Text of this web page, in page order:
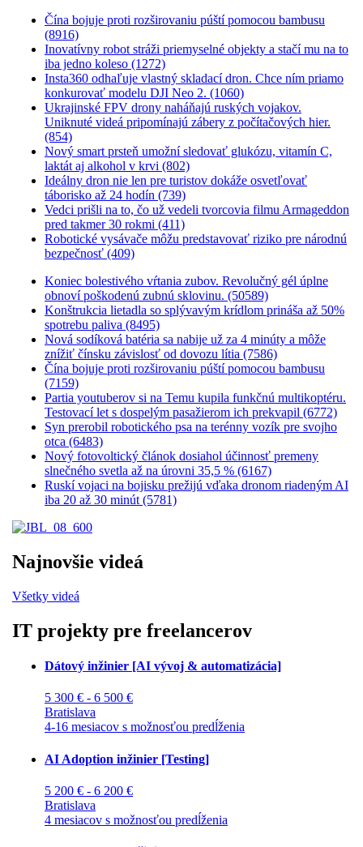
Čína bojuje proti rozširovaniu púští pomocou bambusu
(8916)
Inovatívny robot stráži priemyselné objekty a stačí mu na to
iba jedno koleso (1272)
Insta360 odhaľuje vlastný skladací dron. Chce ním priamo
konkurovať modelu DJI Neo 2. (1060)
Ukrajinské FPV drony naháňajú ruských vojakov.
Uniknuté videá pripomínajú zábery z počítačových hier.
(854)
Nový smart prsteň umožní sledovať glukózu, vitamín C,
laktát aj alkohol v krvi (802)
Ideálny dron nie len pre turistov dokáže osvetľovať
táborisko až 24 hodín (739)
Vedci prišli na to, čo už vedeli tvorcovia filmu Armageddon
pred takmer 30 rokmi (411)
Robotické vysávače môžu predstavovať riziko pre národnú
bezpečnosť (409)
Koniec bolestivého vŕtania zubov. Revolučný gél úplne
obnoví poškodenú zubnú sklovinu. (50589)
Konštrukcia lietadla so splývavým krídlom prináša až 50%
spotrebu paliva (8495)
Nová sodíková batéria sa nabije už za 4 minúty a môže
znížiť čínsku závislosť od dovozu lítia (7586)
Čína bojuje proti rozširovaniu púští pomocou bambusu
(7159)
Partia youtuberov si na Temu kupila funkčnú multikoptéru.
Testovací let s dospelým pasažierom ich prekvapil (6772)
Syn prerobil robotického psa na terénny vozík pre svojho
otca (6483)
Nový fotovoltický článok dosiahol účinnosť premeny
slnečného svetla až na úrovni 35,5 % (6167)
Ruskí vojaci na bojisku prežijú vďaka dronom riadeným AI
iba 20 až 30 minút (5781)
Najnovšie videá
Všetky videá
IT projekty pre freelancerov
Dátový inžinier [AI vývoj & automatizácia]
5 300 € - 6 500 €
Bratislava
4-16 mesiacov s možnosťou predĺženia
AI Adoption inžinier [Testing]
5 200 € - 6 200 €
Bratislava
4 mesiacov s možnosťou predĺženia